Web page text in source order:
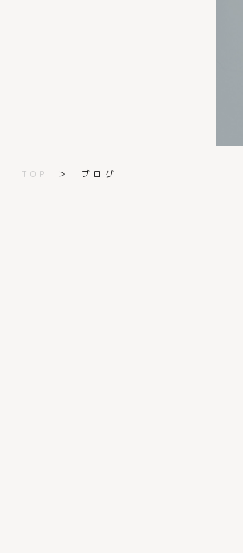
TOP ＞ ブログ